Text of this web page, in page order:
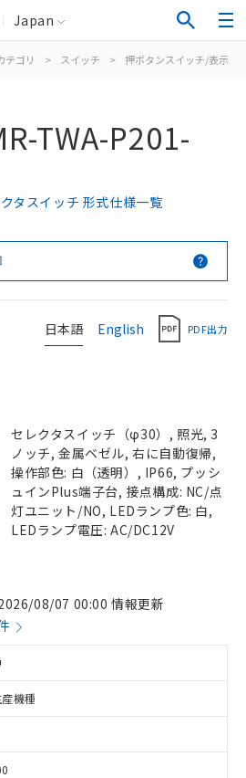
Japan
テゴリ > スイッチ > 押ボタンスイッチ/表示灯
TWA-P201-
タスイッチ 形式仕様一覧
日本語 English PDF出力
セレクタスイッチ（φ30）, 照光, 3
ノッチ, 金属ベゼル, 右に自動復帰,
操作部色: 白（透明）, IP66, プッシ
ュインPlus端子台, 接点構成: NC/点
灯ユニット/NO, LEDランプ色: 白,
LEDランプ電圧: AC/DC12V
08/07 00:00 情報更新
機種